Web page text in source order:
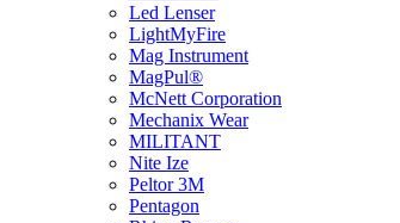
Led Lenser
LightMyFire
Mag Instrument
MagPul®
McNett Corporation
Mechanix Wear
MILITANT
Nite Ize
Peltor 3M
Pentagon